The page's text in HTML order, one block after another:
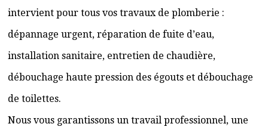
intervient pour tous vos travaux de plomberie :
dépannage urgent, réparation de fuite d’eau,
installation sanitaire, entretien de chaudière,
débouchage haute pression des égouts et débouchage
de toilettes.
Nous vous garantissons un travail professionnel, une